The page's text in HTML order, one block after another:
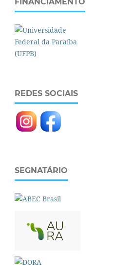
REDES SOCIAIS
SEGNATÁRIO